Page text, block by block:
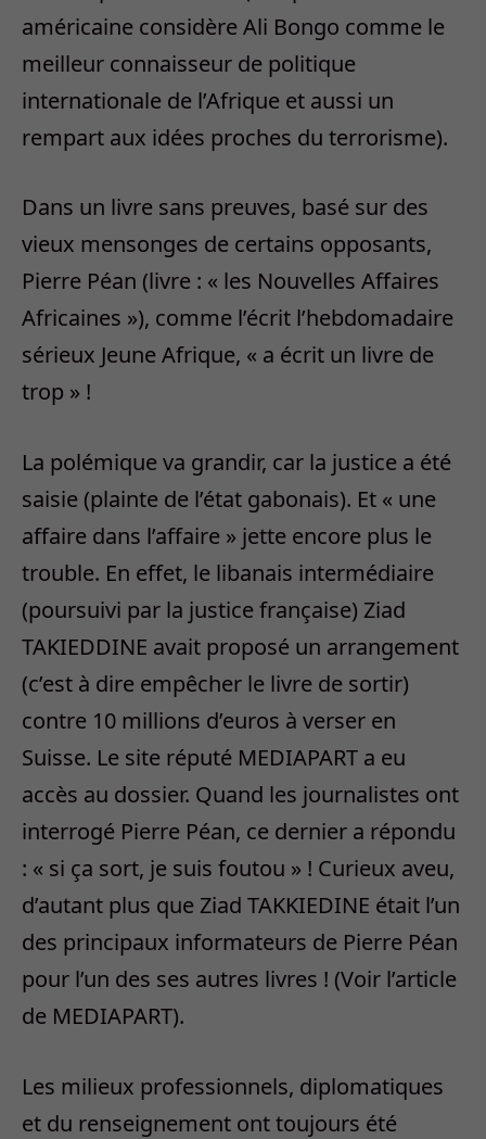
américaine considère Ali Bongo comme le
meilleur connaisseur de politique
internationale de l’Afrique et aussi un
rempart aux idées proches du terrorisme).
Dans un livre sans preuves, basé sur des
vieux mensonges de certains opposants,
Pierre Péan (livre : « les Nouvelles Affaires
Africaines »), comme l’écrit l’hebdomadaire
sérieux Jeune Afrique, « a écrit un livre de
trop » !
La polémique va grandir, car la justice a été
saisie (plainte de l’état gabonais). Et « une
affaire dans l’affaire » jette encore plus le
trouble. En effet, le libanais intermédiaire
(poursuivi par la justice française) Ziad
TAKIEDDINE avait proposé un arrangement
(c’est à dire empêcher le livre de sortir)
contre 10 millions d’euros à verser en
Suisse. Le site réputé MEDIAPART a eu
accès au dossier. Quand les journalistes ont
interrogé Pierre Péan, ce dernier a répondu
: « si ça sort, je suis foutou » ! Curieux aveu,
d’autant plus que Ziad TAKKIEDINE était l’un
des principaux informateurs de Pierre Péan
pour l’un des ses autres livres ! (Voir l’article
de MEDIAPART).
Les milieux professionnels, diplomatiques
et du renseignement ont toujours été